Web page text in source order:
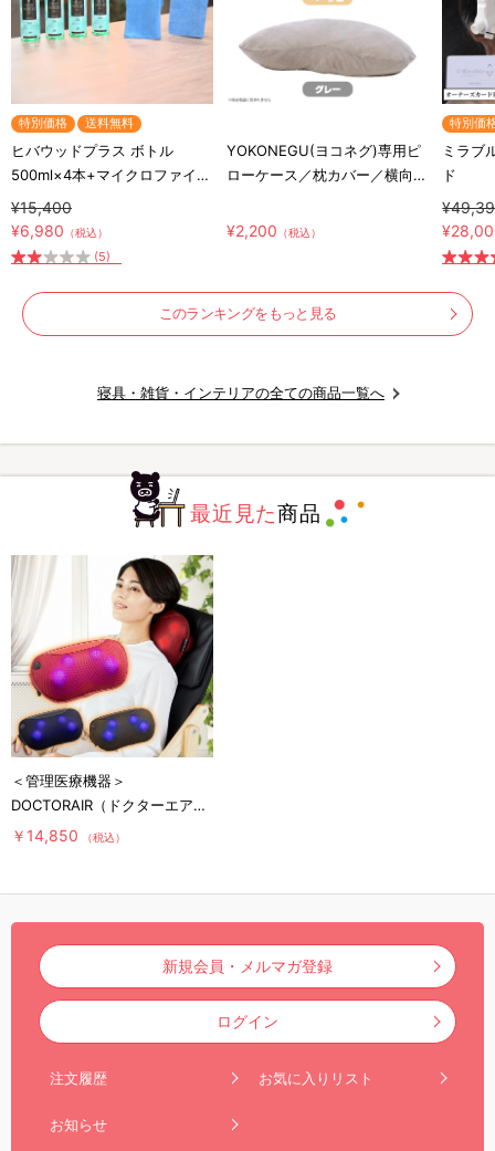
特別価格 送料無料
ヒバウッドプラス ボトル
500ml×4本+マイクロファイバ
ークロス×2枚／防虫スプレー
／防虫剤／害虫忌避剤
¥15,400
¥6,980 （税込）
(5)
YOKONEGU(ヨコネグ)専用ピ
ローケース／枕カバー／横向き
¥2,200 （税込）
特別価
ミラブ
ド
このランキングをもっと見る
寝具・雑貨・インテリアの全ての商品一覧へ
最近見た商品
＜管理医療機器＞
DOCTORAIR（ドクターエア）
3DマッサージピローS／コード
￥14,850 （税込）
新規会員・メルマガ登録
ログイン
注文履歴 お気に入りリスト
お知らせ